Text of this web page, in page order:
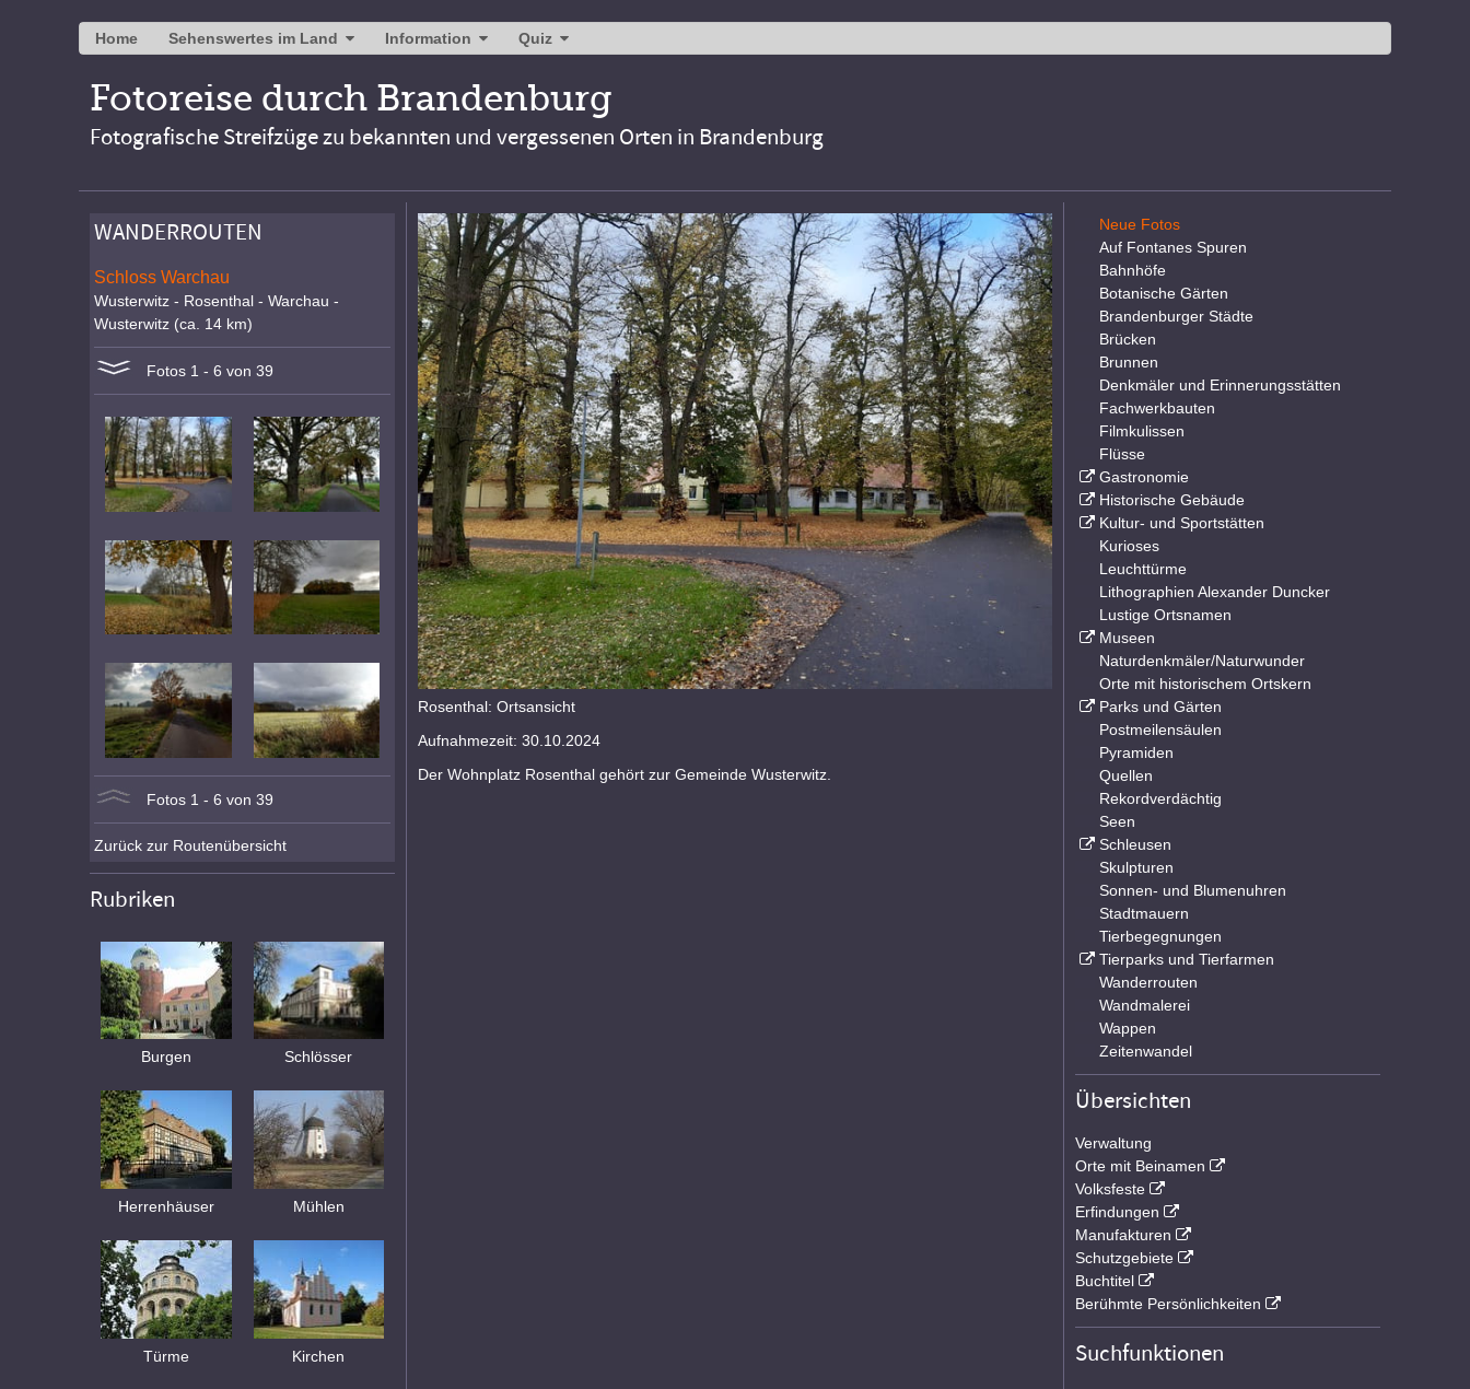
Home Sehenswertes im Land Information Quiz
Fotoreise durch Brandenburg
Fotografische Streifzüge zu bekannten und vergessenen Orten in Brandenburg
Rosenthal: Ortsansicht
Aufnahmezeit: 30.10.2024
Der Wohnplatz Rosenthal gehört zur Gemeinde Wusterwitz.
WANDERROUTEN
Schloss Warchau
Wusterwitz - Rosenthal - Warchau -
Wusterwitz (ca. 14 km)
Fotos 1 - 6 von 39
Fotos 1 - 6 von 39
Zurück zur Routenübersicht
Rubriken
Burgen Schlösser
Herrenhäuser Mühlen
Türme Kirchen
Neue Fotos
Auf Fontanes Spuren
Bahnhöfe
Botanische Gärten
Brandenburger Städte
Brücken
Brunnen
Denkmäler und Erinnerungsstätten
Fachwerkbauten
Filmkulissen
Flüsse
Gastronomie
Historische Gebäude
Kultur- und Sportstätten
Kurioses
Leuchttürme
Lithographien Alexander Duncker
Lustige Ortsnamen
Museen
Naturdenkmäler/Naturwunder
Orte mit historischem Ortskern
Parks und Gärten
Postmeilensäulen
Pyramiden
Quellen
Rekordverdächtig
Seen
Schleusen
Skulpturen
Sonnen- und Blumenuhren
Stadtmauern
Tierbegegnungen
Tierparks und Tierfarmen
Wanderrouten
Wandmalerei
Wappen
Zeitenwandel
Übersichten
Verwaltung
Orte mit Beinamen
Volksfeste
Erfindungen
Manufakturen
Schutzgebiete
Buchtitel
Berühmte Persönlichkeiten
Suchfunktionen